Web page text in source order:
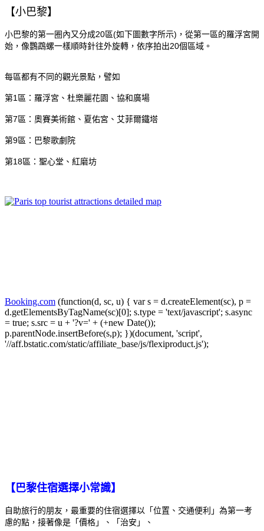
【小巴黎】
小巴黎的第一圈內又分成20區(如下圖數字所示)，從第一區的羅浮宮開
始，像鸚鵡螺一樣順時針往外旋轉，依序拍出20個區域。
每區都有不同的觀光景點，譬如
第1區：羅浮宮、杜樂麗花園、協和廣場
第7區：奧賽美術館、夏佑宮、艾菲爾鐵塔
第9區：巴黎歌劇院
第18區：聖心堂、紅磨坊
Booking.com (function(d, sc, u) { var s = d.createElement(sc), p =
d.getElementsByTagName(sc)[0]; s.type = 'text/javascript'; s.async
= true; s.src = u + '?v=' + (+new Date());
p.parentNode.insertBefore(s,p); })(document, 'script',
'//aff.bstatic.com/static/affiliate_base/js/flexiproduct.js');
【巴黎住宿選擇小常識】
自助旅行的朋友，最重要的住宿選擇以「位置、交通便利」為第一考
慮的點，接著像是「價格」、「治安」、